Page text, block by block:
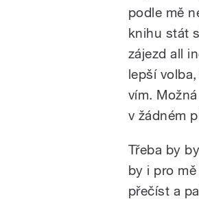
podle mě
knihu stát
zájezd all
lepší
vím.
v žádném
Třeba by
by i pro
přečíst a